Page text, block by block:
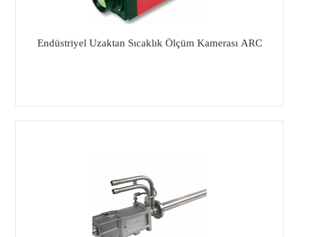
Endüstriyel Uzaktan Sıcaklık Ölçüm Kamerası ARC